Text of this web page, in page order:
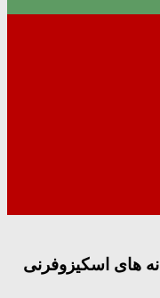
های اسکیزوفرنی